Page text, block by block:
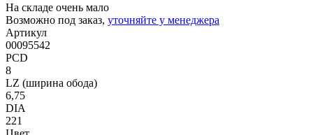
На складе очень мало
Возможно под заказ, уточняйте у менеджера
Артикул
00095542
PCD
8
LZ (ширина обода)
6,75
DIA
221